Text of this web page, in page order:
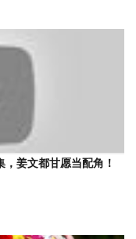
，姜文都甘愿当配角！